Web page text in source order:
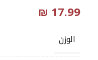
₪ 17.99
الوزن